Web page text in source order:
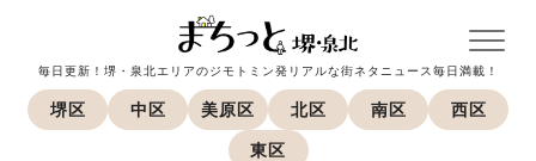
毎日更新！堺・泉北エリアのジモトミン発リアルな街ネタニュース毎日満載！
堺区 中区 美原区 北区 南区 西区
東区